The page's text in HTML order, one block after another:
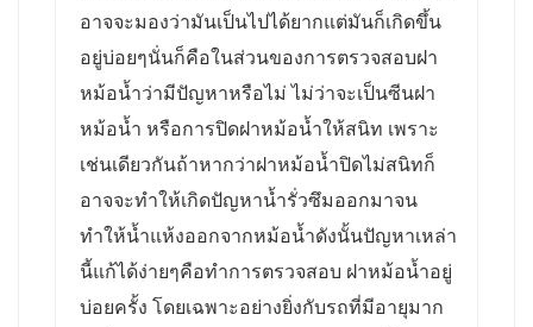
อาจจะมองว่ามันเป็นไปได้ยากแต่มันก็เกิดขึ้น
อยู่บ่อยๆนั่นก็คือในส่วนของการตรวจสอบฝา
หม้อน้ำว่ามีปัญหาหรือไม่ ไม่ว่าจะเป็นซีนฝา
หม้อน้ำ หรือการปิดฝาหม้อน้ำให้สนิท เพราะ
เช่นเดียวกันถ้าหากว่าฝาหม้อน้ำปิดไม่สนิทก็
อาจจะทำให้เกิดปัญหาน้ำรั่วซึมออกมาจน
ทำให้น้ำแห้งออกจากหม้อน้ำดังนั้นปัญหาเหล่า
นี้แก้ได้ง่ายๆคือทำการตรวจสอบ ฝาหม้อน้ำอยู่
บ่อยครั้ง โดยเฉพาะอย่างยิ่งกับรถที่มีอายุมาก